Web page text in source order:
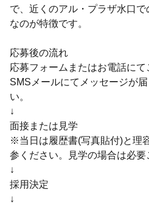
で、近くのアル・プラザ水口
なのが特徴です。
応募後の流れ
応募フォームまたはお電話にて
SMSメールにてメッセージが
い。
↓
面接または見学
※当日は履歴書(写真貼付)と理
参ください。見学の場合は必要
↓
採用決定
↓